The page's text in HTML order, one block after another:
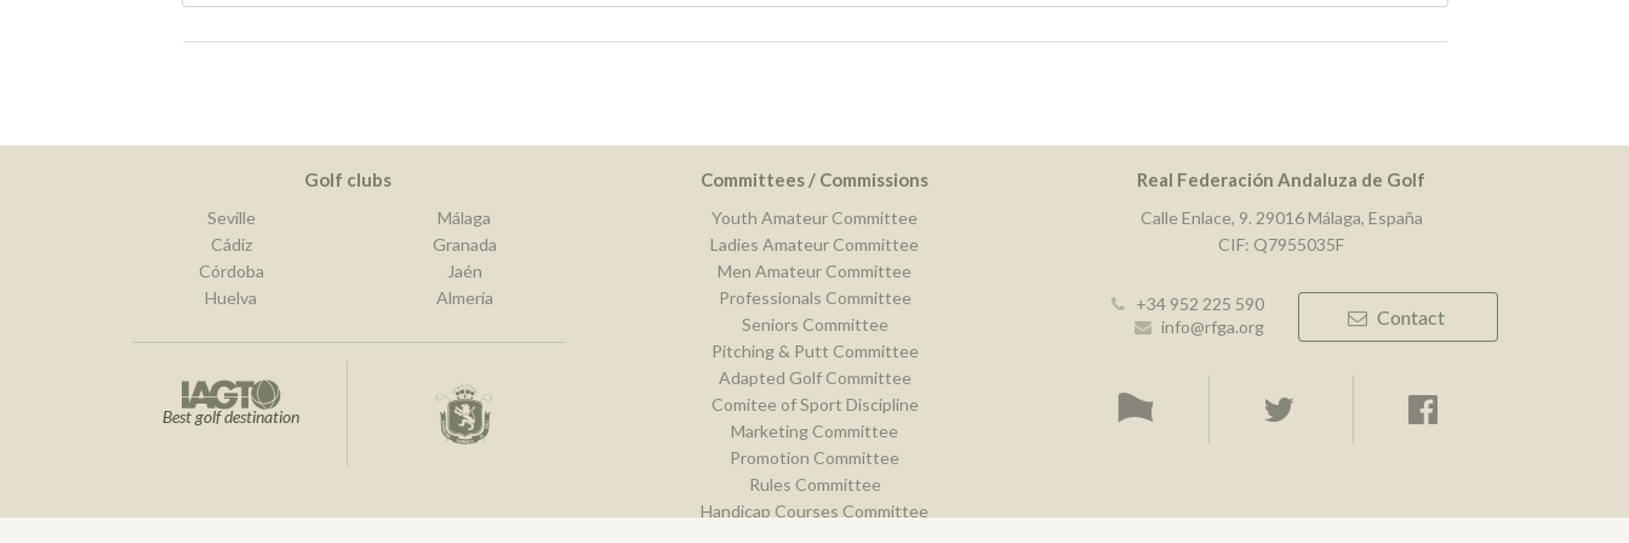
Golf clubs
Seville
Cádiz
Córdoba
Huelva
Málaga
Granada
Jaén
Almería
Best golf destination
Committees / Commissions
Youth Amateur Committee
Ladies Amateur Committee
Men Amateur Committee
Professionals Committee
Seniors Committee
Pitching & Putt Committee
Adapted Golf Committee
Comitee of Sport Discipline
Marketing Committee
Promotion Committee
Rules Committee
Handicap Courses Committee
Real Federación Andaluza de Golf
Calle Enlace, 9. 29016 Málaga, España
CIF: Q7955035F
+34 952 225 590
info@rfga.org
Contact